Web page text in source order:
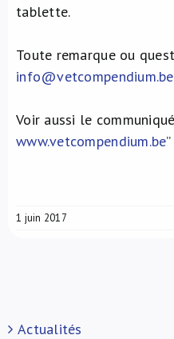
tablette.
Toute remarque ou
info@vetcompendium.be
Voir aussi le
www.vetcompendium.be
1 juin 2017
Actualités